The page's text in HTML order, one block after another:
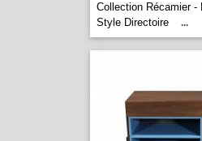
Collection Récamier -
Style Directoire
...